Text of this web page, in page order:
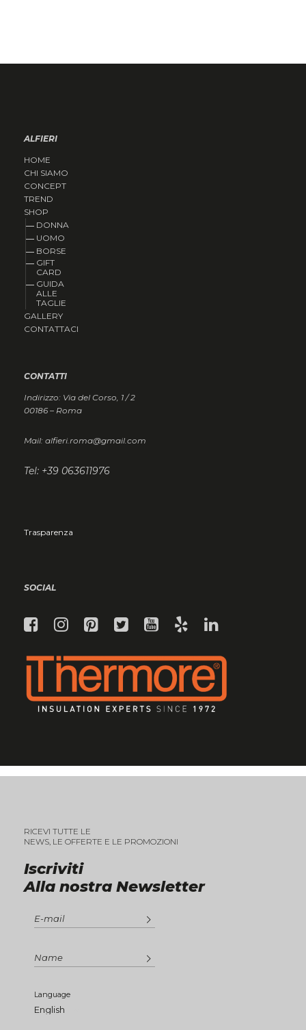
ALFIERI
HOME
CHI SIAMO
CONCEPT
TREND
SHOP
DONNA
UOMO
BORSE
GIFT
CARD
GUIDA
ALLE
TAGLIE
GALLERY
CONTATTACI
CONTATTI
Indirizzo: Via del Corso, 1 / 2
00186 – Roma
Mail: alfieri.roma@gmail.com
Tel: +39 063611976
Trasparenza
SOCIAL
Iscriviti
Alla nostra Newsletter
RICEVI TUTTE LE
NEWS, LE OFFERTE E LE PROMOZIONI
Language